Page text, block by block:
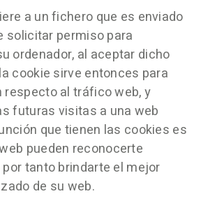
a un fichero que es enviado
solicitar permiso para
ordenador, al aceptar dicho
cookie sirve entonces para
al tráfico web, y
futuras visitas a una web
que tienen las cookies es
pueden reconocerte
tanto brindarte el mejor
de su web.